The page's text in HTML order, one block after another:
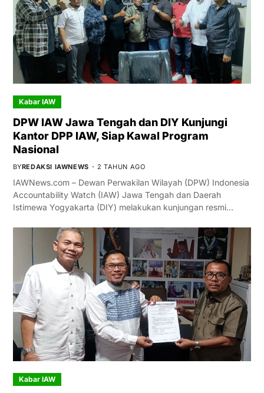
Kabar IAW
DPW IAW Jawa Tengah dan DIY Kunjungi
Kantor DPP IAW, Siap Kawal Program
Nasional
BYREDAKSI IAWNEWS 2 TAHUN AGO
IAWNews.com – Dewan Perwakilan Wilayah (DPW) Indonesia
Accountability Watch (IAW) Jawa Tengah dan Daerah
Istimewa Yogyakarta (DIY) melakukan kunjungan resmi…
Kabar IAW